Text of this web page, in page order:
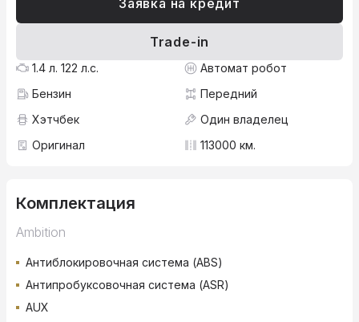
Заявка на кредит
Trade-in
1.4 л. 122 л.с.
Автомат робот
Бензин
Передний
Хэтчбек
Один владелец
Оригинал
113000 км.
Комплектация
Ambition
Антиблокировочная система (ABS)
Антипробуксовочная система (ASR)
AUX